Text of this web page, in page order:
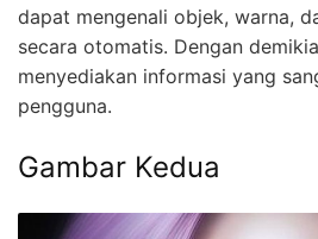
dapat mengenali objek, warna,
secara otomatis. Dengan
menyediakan informasi yang
pengguna.
Gambar Kedua